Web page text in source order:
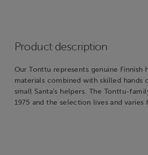
Product description
Our Tonttu represents genuine Finnish
materials combined with skilled hands
small Santa’s helpers. The Tonttu-
1975 and the selection lives and varies